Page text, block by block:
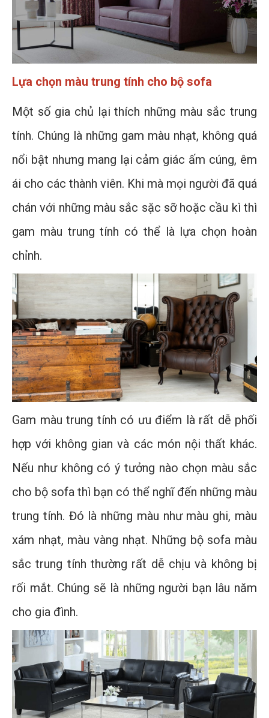
Lựa chọn màu trung tính cho bộ sofa
Một số gia chủ lại thích những màu sắc trung
tính. Chúng là những gam màu nhạt, không quá
nổi bật nhưng mang lại cảm giác ấm cúng, êm
ái cho các thành viên. Khi mà mọi người đã quá
chán với những màu sắc sặc sỡ hoặc cầu kì thì
gam màu trung tính có thể là lựa chọn hoàn
chỉnh.
Gam màu trung tính có ưu điểm là rất dễ phối
hợp với không gian và các món nội thất khác.
Nếu như không có ý tưởng nào chọn màu sắc
cho bộ sofa thì bạn có thể nghĩ đến những màu
trung tính. Đó là những màu như màu ghi, màu
xám nhạt, màu vàng nhạt. Những bộ sofa màu
sắc trung tính thường rất dễ chịu và không bị
rối mắt. Chúng sẽ là những người bạn lâu năm
cho gia đình.